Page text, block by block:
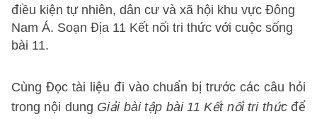
điều kiện tự nhiên, dân cư và xã hội khu vực Đông
Nam Á. Soạn Địa 11 Kết nối tri thức với cuộc sống
bài 11.
Cùng Đọc tài liệu đi vào chuẩn bị trước các câu hỏi
trong nội dung Giải bài tập bài 11 Kết nối tri thức để